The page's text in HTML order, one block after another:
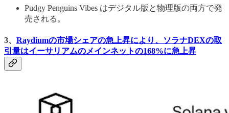
Pudgy Penguins Vibes はデジタル版と物理版の両方で発
売される。
3、 Raydiumの市場シェアの急上昇により、ソラナDEXの取
引量はイーサリアムのメインネットの168%に急上昇